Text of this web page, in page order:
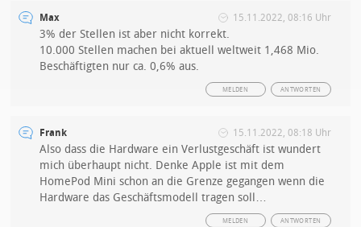
Max 15.11.2022, 08:16 Uhr
3% der Stellen ist aber nicht korrekt.
10.000 Stellen machen bei aktuell weltweit 1,468 Mio.
Beschäftigten nur ca. 0,6% aus.
ANTWORTEN
MELDEN
Frank 15.11.2022, 08:18 Uhr
Also dass die Hardware ein Verlustgeschäft ist wundert
mich überhaupt nicht. Denke Apple ist mit dem
HomePod Mini schon an die Grenze gegangen wenn die
Hardware das Geschäftsmodell tragen soll…
ANTWORTEN
MELDEN